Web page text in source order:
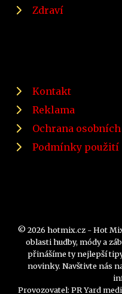
Zdraví
Kontakt
Reklama
Ochrana
Podmínky použití
© 2026 hotmix.cz - Hot
oblasti hudby, módy a
přinášíme ty nejlepší
novinky. Navštivte nás
Provozovatel: PR Yard